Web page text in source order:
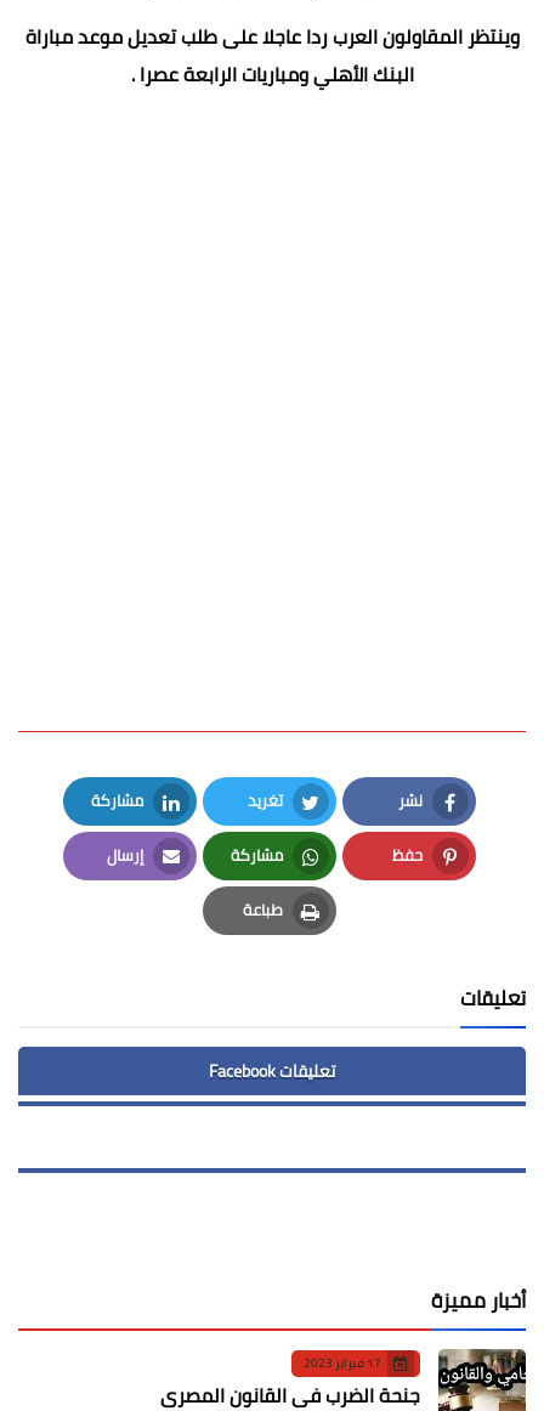
وينتظر المقاولون العرب ردا عاجلا على طلب تعديل موعد مباراة
البنك الأهلي ومباريات الرابعة عصرا .
نشر
Facebook
تغريد
Twitter
مشاركة
LinkedIn
حفظ
Pinterest
مشاركة
Whatsapp
إرسال
Email
طباعة
Print
تعليقات
تعليقات Facebook
أخبار مميزة
17 فبراير 2023
جنحة الضرب في القانون المصري